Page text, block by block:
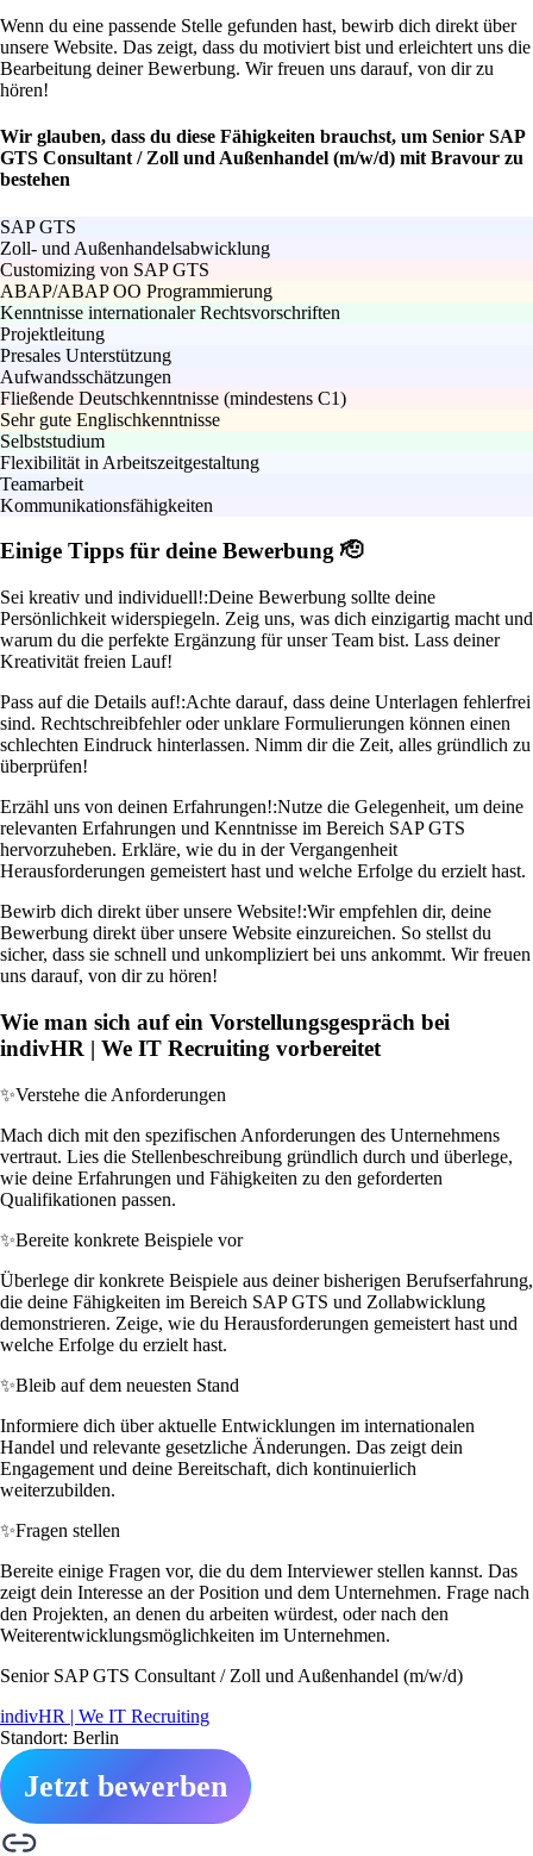
Wenn du eine passende Stelle gefunden hast, bewirb dich direkt über
unsere Website. Das zeigt, dass du motiviert bist und erleichtert uns die
Bearbeitung deiner Bewerbung. Wir freuen uns darauf, von dir zu
hören!
Wir glauben, dass du diese Fähigkeiten brauchst, um Senior SAP
GTS Consultant / Zoll und Außenhandel (m/w/d) mit Bravour zu
bestehen
SAP GTS
Zoll- und Außenhandelsabwicklung
Customizing von SAP GTS
ABAP/ABAP OO Programmierung
Kenntnisse internationaler Rechtsvorschriften
Projektleitung
Presales Unterstützung
Aufwandsschätzungen
Fließende Deutschkenntnisse (mindestens C1)
Sehr gute Englischkenntnisse
Selbststudium
Flexibilität in Arbeitszeitgestaltung
Teamarbeit
Kommunikationsfähigkeiten
Einige Tipps für deine Bewerbung 🫡
Sei kreativ und individuell!:Deine Bewerbung sollte deine
Persönlichkeit widerspiegeln. Zeig uns, was dich einzigartig macht und
warum du die perfekte Ergänzung für unser Team bist. Lass deiner
Kreativität freien Lauf!
Pass auf die Details auf!:Achte darauf, dass deine Unterlagen fehlerfrei
sind. Rechtschreibfehler oder unklare Formulierungen können einen
schlechten Eindruck hinterlassen. Nimm dir die Zeit, alles gründlich zu
überprüfen!
Erzähl uns von deinen Erfahrungen!:Nutze die Gelegenheit, um deine
relevanten Erfahrungen und Kenntnisse im Bereich SAP GTS
hervorzuheben. Erkläre, wie du in der Vergangenheit
Herausforderungen gemeistert hast und welche Erfolge du erzielt hast.
Bewirb dich direkt über unsere Website!:Wir empfehlen dir, deine
Bewerbung direkt über unsere Website einzureichen. So stellst du
sicher, dass sie schnell und unkompliziert bei uns ankommt. Wir freuen
uns darauf, von dir zu hören!
Wie man sich auf ein Vorstellungsgespräch bei
indivHR | We IT Recruiting vorbereitet
✨Verstehe die Anforderungen
Mach dich mit den spezifischen Anforderungen des Unternehmens
vertraut. Lies die Stellenbeschreibung gründlich durch und überlege,
wie deine Erfahrungen und Fähigkeiten zu den geforderten
Qualifikationen passen.
✨Bereite konkrete Beispiele vor
Überlege dir konkrete Beispiele aus deiner bisherigen Berufserfahrung,
die deine Fähigkeiten im Bereich SAP GTS und Zollabwicklung
demonstrieren. Zeige, wie du Herausforderungen gemeistert hast und
welche Erfolge du erzielt hast.
✨Bleib auf dem neuesten Stand
Informiere dich über aktuelle Entwicklungen im internationalen
Handel und relevante gesetzliche Änderungen. Das zeigt dein
Engagement und deine Bereitschaft, dich kontinuierlich
weiterzubilden.
✨Fragen stellen
Bereite einige Fragen vor, die du dem Interviewer stellen kannst. Das
zeigt dein Interesse an der Position und dem Unternehmen. Frage nach
den Projekten, an denen du arbeiten würdest, oder nach den
Weiterentwicklungsmöglichkeiten im Unternehmen.
Senior SAP GTS Consultant / Zoll und Außenhandel (m/w/d)
indivHR | We IT Recruiting
Standort: Berlin
Jetzt bewerben